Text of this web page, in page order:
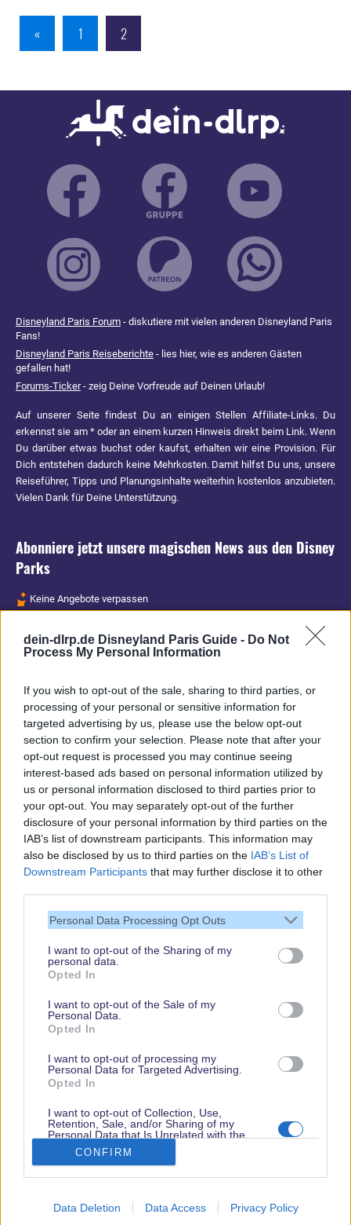
dein-dlrp.de Disneyland Paris Guide - Do Not
Process My Personal Information
If you wish to opt-out of the sale, sharing to third parties, or
processing of your personal or sensitive information for
targeted advertising by us, please use the below opt-out
section to confirm your selection. Please note that after your
opt-out request is processed you may continue seeing
interest-based ads based on personal information utilized by
us or personal information disclosed to third parties prior to
your opt-out. You may separately opt-out of the further
disclosure of your personal information by third parties on the
IAB’s list of downstream participants. This information may
also be disclosed by us to third parties on the IAB’s List of
Downstream Participants that may further disclose it to other
Personal Data Processing Opt Outs
I want to opt-out of the Sharing of my
personal data.
Opted In
I want to opt-out of the Sale of my
Personal Data.
Opted In
I want to opt-out of processing my
Personal Data for Targeted Advertising.
Opted In
I want to opt-out of Collection, Use,
Retention, Sale, and/or Sharing of my
Personal Data that Is Unrelated with the
Purposes for which it was collected.
Opted Out
CONFIRM
Data Deletion Data Access Privacy Policy
« 1 2
Disneyland Paris Forum - diskutiere mit vielen anderen Disneyland Paris
Fans!
Disneyland Paris Reiseberichte - lies hier, wie es anderen Gästen
gefallen hat!
Forums-Ticker- zeig Deine Vorfreude auf Deinen Urlaub!
Auf unserer Seite findest Du an einigen Stellen Affiliate-Links. Du
erkennst sie am * oder an einem kurzen Hinweis direkt beim Link. Wenn
Du darüber etwas buchst oder kaufst, erhalten wir eine Provision. Für
Dich entstehen dadurch keine Mehrkosten. Damit hilfst Du uns, unsere
Reiseführer, Tipps und Planungsinhalte weiterhin kostenlos anzubieten.
Vielen Dank für Deine Unterstützung.
Abonniere jetzt unsere magischen News aus den Disney
Parks
Keine Angebote verpassen
Spannende Lesetipps
Vielen Dank,
dass Du unsere
Seite liest.
Schau regelmäßig
© dein-dlrp | Einige Elemente ©Disney. dein-dlrp ist ein Reiseführer für
Disneyland Paris & Walt Disney World und ist unabhängig von "The Walt
Disney Company", "EuroDisney S.C.A." oder deren Tochter- sowie
Partnerunternehmen.
Impressum|Datenschutzerklärung